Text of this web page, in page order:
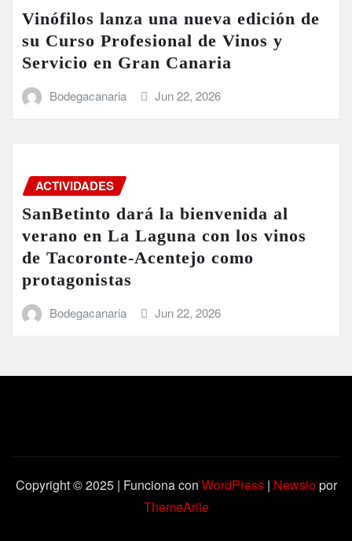
Vinófilos lanza una nueva edición de
su Curso Profesional de Vinos y
Servicio en Gran Canaria
Bodegacanaria Jun 22, 2026
ACTIVIDADES
SanBetinto dará la bienvenida al
verano en La Laguna con los vinos
de Tacoronte-Acentejo como
protagonistas
Bodegacanaria Jun 22, 2026
Copyright © 2025 | Funciona con WordPress | Newsiopor
ThemeArile